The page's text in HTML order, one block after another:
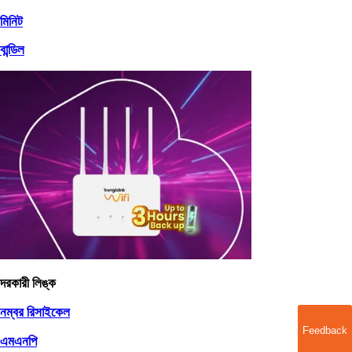
মিনিট
বান্ডিল
দরকারী লিঙ্ক
নম্বর রিসাইকেল
এমএনপি
Feedback